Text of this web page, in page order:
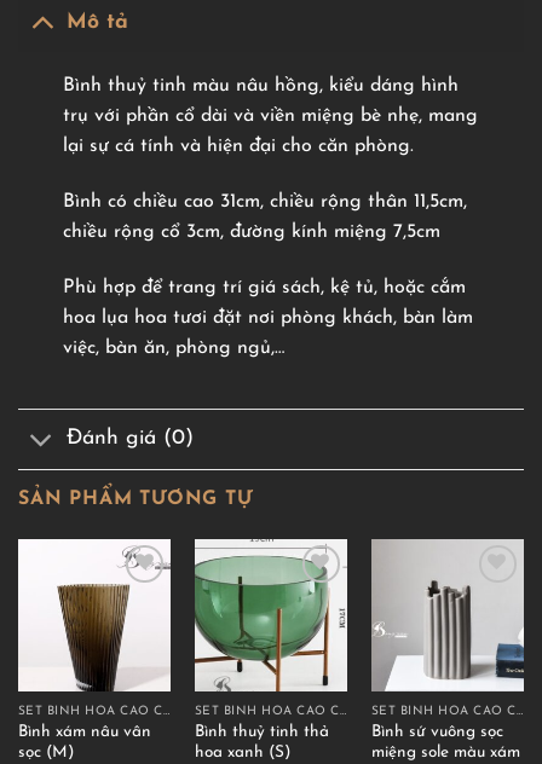
Mô tả
Bình thuỷ tinh màu nâu hồng, kiểu dáng hình
trụ với phần cổ dài và viền miệng bè nhẹ, mang
lại sự cá tính và hiện đại cho căn phòng.
Bình có chiều cao 31cm, chiều rộng thân 11,5cm,
chiều rộng cổ 3cm, đường kính miệng 7,5cm
Phù hợp để trang trí giá sách, kệ tủ, hoặc cắm
hoa lụa hoa tươi đặt nơi phòng khách, bàn làm
việc, bàn ăn, phòng ngủ,…
Đánh giá (0)
SẢN PHẨM TƯƠNG TỰ
SET BÌNH HOA CAO CẤP
Bình xám nâu vân
sọc (M)
SET BÌNH HOA CAO CẤP
Bình thuỷ tinh thả
hoa xanh (S)
SET BÌNH HOA CAO CẤP
Bình sứ vuông sọc
miệng sole màu xám